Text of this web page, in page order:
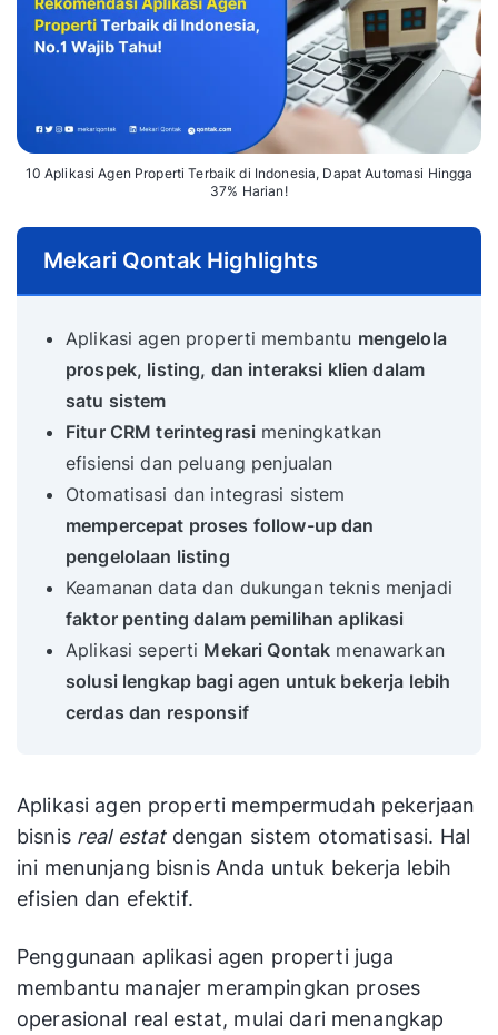
10 Aplikasi Agen Properti Terbaik di Indonesia, Dapat Automasi Hingga
37% Harian!
Mekari Qontak Highlights
Aplikasi agen properti membantu mengelola
prospek, listing, dan interaksi klien dalam
satu sistem
Fitur CRM terintegrasi meningkatkan
efisiensi dan peluang penjualan
Otomatisasi dan integrasi sistem
mempercepat proses follow-up dan
pengelolaan listing
Keamanan data dan dukungan teknis menjadi
faktor penting dalam pemilihan aplikasi
Aplikasi seperti Mekari Qontak menawarkan
solusi lengkap bagi agen untuk bekerja lebih
cerdas dan responsif
Aplikasi agen properti mempermudah pekerjaan
bisnis real estatdengan sistem otomatisasi. Hal
ini menunjang bisnis Anda untuk bekerja lebih
efisien dan efektif.
Penggunaan aplikasi agen properti juga
membantu manajer merampingkan proses
operasional real estat, mulai dari menangkap